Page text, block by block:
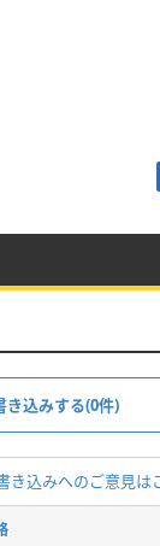
き込みする(0件)
き込みへのご意見は